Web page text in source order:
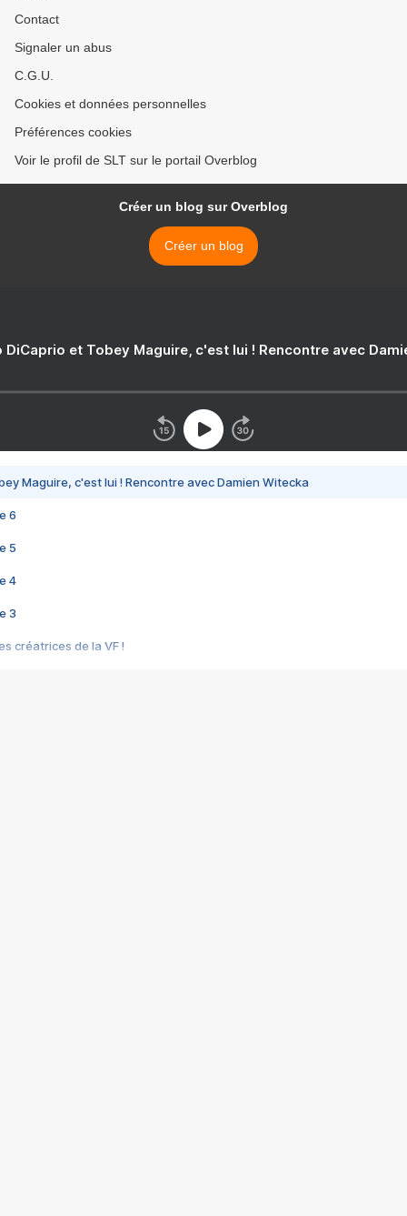
Contact
Signaler un abus
C.G.U.
Cookies et données personnelles
Préférences cookies
Voir le profil de SLT sur le portail Overblog
Créer un blog sur Overblog
Créer un blog
DiCaprio et Tobey Maguire, c'est lui ! Rencontre avec
Maguire, c'est lui ! Rencontre avec Damien Witecka
6
5
4
3
créatrices de la VF !